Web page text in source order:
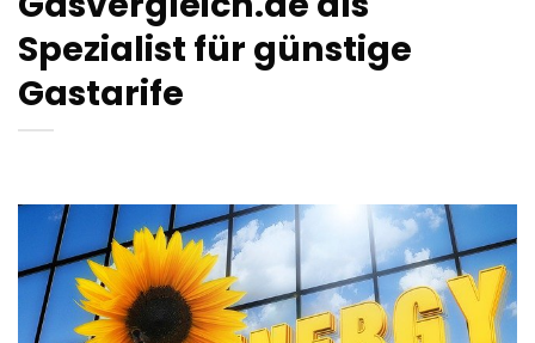
Spezialist für günstige
Gastarife